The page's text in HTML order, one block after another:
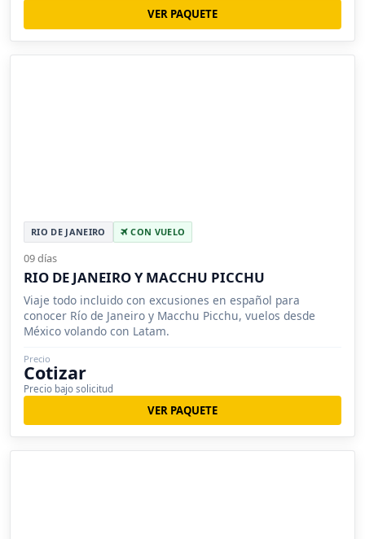
VER PAQUETE
RIO DE JANEIRO CON VUELO
09 días
RIO DE JANEIRO Y MACCHU PICCHU
Viaje todo incluido con excusiones en español para
conocer Río de Janeiro y Macchu Picchu, vuelos desde
México volando con Latam.
Precio
Cotizar
Precio bajo solicitud
VER PAQUETE